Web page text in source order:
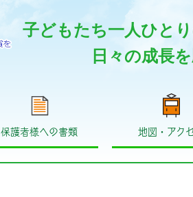
子どもたち一人ひと
日々の成長
保護者様への書類 地図・アク